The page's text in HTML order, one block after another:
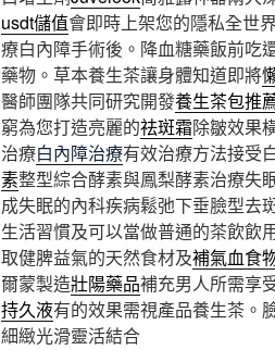
usdt儲值會即時上架您的隱私全世
療白內障手術後。降血糖藥飯前吃
藥物。草本養生茶讓身體知道即將
醫師團隊共同研究開發養生茶包推
窮為您打造亮麗的祛斑霜除皺效果
治療白內障治療有效治療方法接受
素整型綜合酵素與鳳梨酵素治療失
成失眠的內科疾病鬆弛下垂臉型去
生活習慣及可以當做普通的茶飲飲
取健脾益氣的天然食材及補氣血食
爾蒙製造壯陽藥品補充男人所需享
持久液有的效果需視產品養生茶。
細緻光滑靈活結合